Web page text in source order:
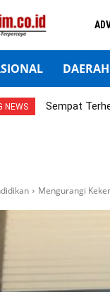
DAERAH
NEWS Sempat
Mengurangi